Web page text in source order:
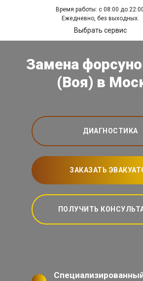
Время работы: с 08:00 до
Ежедневно, без выходных.
Выбрать сервис
Замена
(Воя) в
ДИАГНОСТИКА
ЗАКАЗАТЬ
ПОЛУЧИТЬ